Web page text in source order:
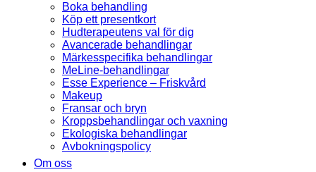
Boka behandling
Köp ett presentkort
Hudterapeutens val för dig
Avancerade behandlingar
Märkesspecifika behandlingar
MeLine-behandlingar
Esse Experience – Friskvård
Makeup
Fransar och bryn
Kroppsbehandlingar och vaxning
Ekologiska behandlingar
Avbokningspolicy
Om oss